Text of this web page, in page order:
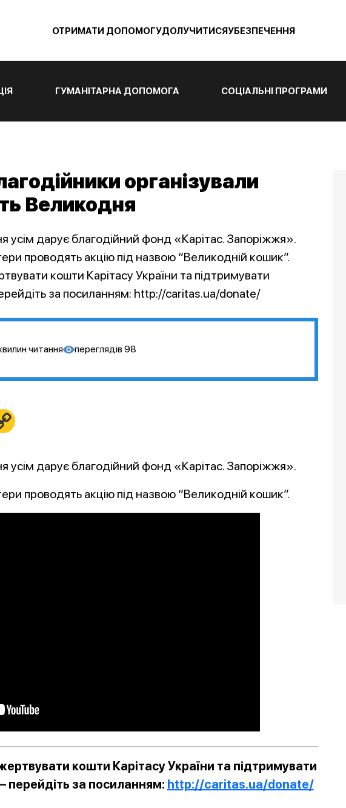
ОТРИМАТИ ДОПОМОГУДОЛУЧИТИСЯУБЕЗПЕЧЕННЯ
ГУМАНІТАРНА ДОПОМОГА СОЦІАЛЬНІ ПРОГРАМИ
організували
Великодня
усім дарує благодійний фонд «Карітас. Запоріжжя».
проводять акцію під назвою “Великодній кошик”.
кошти Карітасу України та підтримувати
за посиланням: http://caritas.ua/donate/
читання переглядів 98
усім дарує благодійний фонд «Карітас. Запоріжжя».
проводять акцію під назвою “Великодній кошик”.
кошти Карітасу України та підтримувати
перейдіть за посиланням: http://caritas.ua/donate/